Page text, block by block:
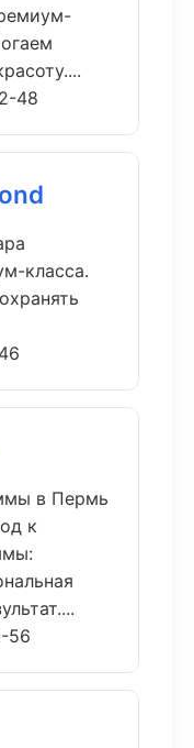
48
класса.
в Пермь
к
56